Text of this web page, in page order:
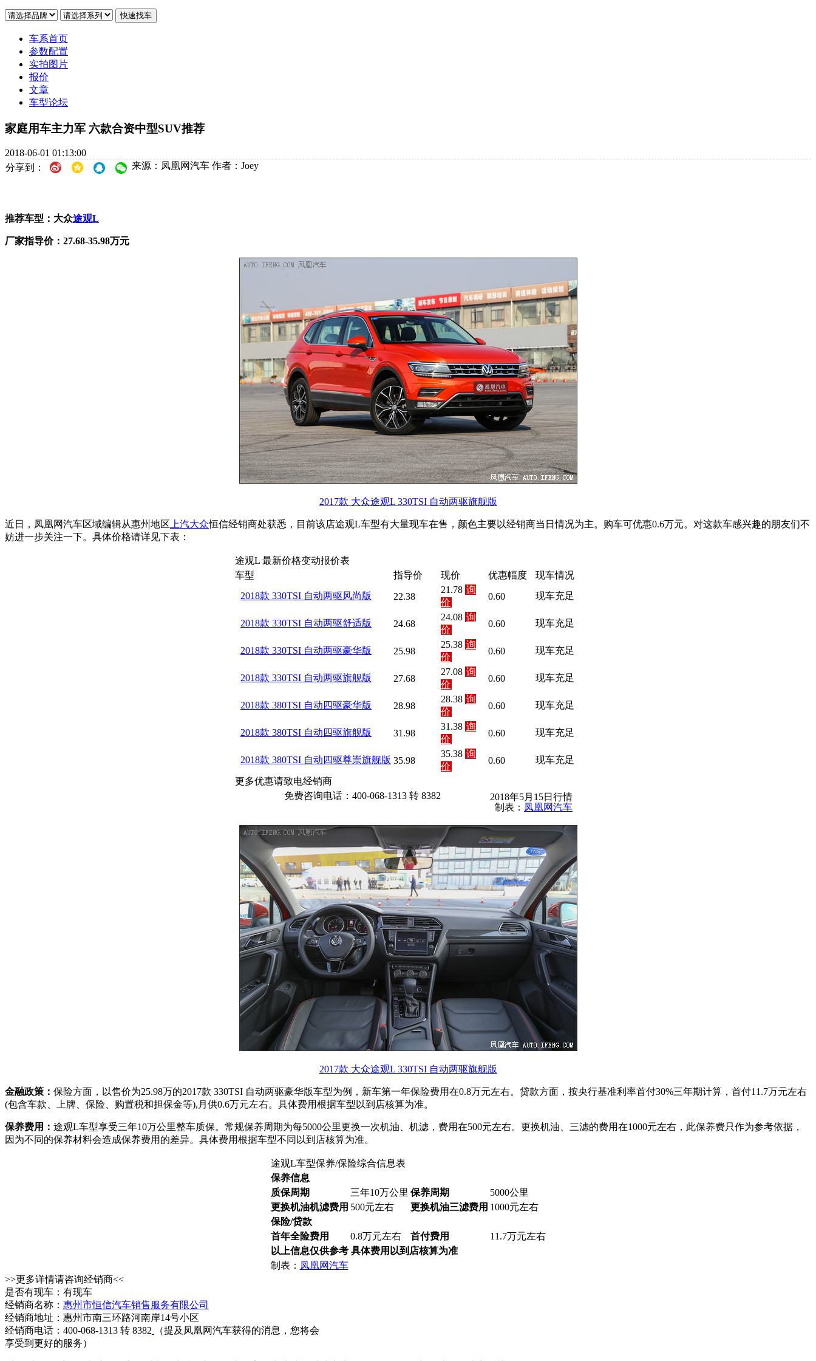
车系首页
参数配置
实拍图片
报价
文章
车型论坛
家庭用车主力军 六款合资中型SUV推荐
2018-06-01 01:13:00
分享到：
来源：凤凰网汽车 作者：Joey
推荐车型：大众途观L
厂家指导价：27.68-35.98万元
2017款 大众途观L 330TSI 自动两驱旗舰版
近日，凤凰网汽车区域编辑从惠州地区 上汽大众恒信经销商处获悉，目前该店途观L车型有大量现车在售，颜色主要以经销商当日情况为主。购车可优惠0.6万元。对这款车感兴趣的朋友们不
妨进一步关注一下。具体价格请详见下表：
途观L 最新价格变动报价表
车型 指导价 现价 优惠幅度
现车情况
2018款 330TSI 自动两驱风尚版
22.38
21.78 询
价
0.60 现车充足
2018款 330TSI 自动两驱舒适版 24.68
24.08 询
价
0.60 现车充足
2018款 330TSI 自动两驱豪华版 25.98
25.38 询
价
0.60 现车充足
2018款 330TSI 自动两驱旗舰版 27.68
27.08 询
价
0.60 现车充足
2018款 380TSI 自动四驱豪华版 28.98
28.38 询
价
0.60 现车充足
2018款 380TSI 自动四驱旗舰版 31.98
31.38 询
价
0.60 现车充足
2018款 380TSI 自动四驱尊崇旗舰版 35.98
35.38 询
价
0.60 现车充足
更多优惠请致电经销商
免费咨询电话：400-068-1313 转 8382
2018年5月15日行情
制表： 凤凰网汽车
2017款 大众途观L 330TSI 自动两驱旗舰版
金融政策： 保险方面，以售价为25.98万的2017款 330TSI 自动两驱豪华版车型为例，新车第一年保险费用在0.8万元左右。贷款方面，按央行基准利率首付30%三年期计算，首付11.7万元左右
(包含车款、上牌、保险、购置税和担保金等),月供0.6万元左右。具体费用根据车型以到店核算为准。
保养费用： 途观L车型享受三年10万公里整车质保。常规保养周期为每5000公里更换一次机油、机滤，费用在500元左右。更换机油、三滤的费用在1000元左右，此保养费只作为参考依据，
因为不同的保养材料会造成保养费用的差异。具体费用根据车型不同以到店核算为准。
途观L车型保养/保险综合信息表
保养信息
质保周期
三年10万公里 保养周期
5000公里
更换机油机滤费用 500元左右 更换机油三滤费用 1000元左右
保险/贷款
首年全险费用
0.8万元左右 首付费用
11.7万元左右
以上信息仅供参考 具体费用以到店核算为准
制表： 凤凰网汽车
>>更多详情请咨询经销商<<
是否有现车：有现车
经销商名称： 惠州市恒信汽车销售服务有限公司
经销商地址：惠州市南三环路河南岸14号小区
经销商电话：400-068-1313 转 8382
（提及凤凰网汽车获得的消息，您将会
享受到更好的服务）